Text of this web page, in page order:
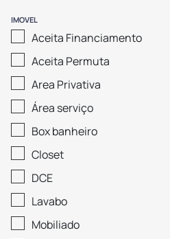
IMOVEL
Aceita Financiamento
Aceita Permuta
Area Privativa
Área serviço
Box banheiro
Closet
DCE
Lavabo
Mobiliado